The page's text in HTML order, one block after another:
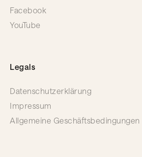
Facebook
YouTube
Legals
Datenschutzerklärung
Impressum
Allgemeine Geschäftsbedingungen